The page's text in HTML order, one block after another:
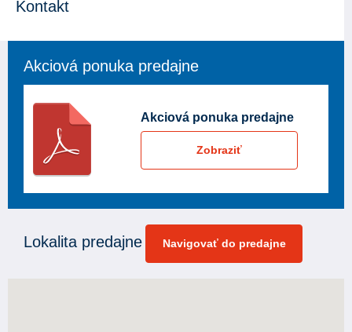
Kontakt
Akciová ponuka predajne
Akciová ponuka predajne
Zobraziť
Lokalita predajne Navigovať do predajne